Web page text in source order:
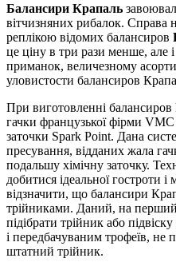
Балансири Крапаль
вітчизняних рибалок. Справа
реплікою відомих балансиров
це ціну в три рази менше, але
приманок, величезному
уловистости балансиров
При виготовленні
гачки французької фірми
заточки Spark Point. Дана
пресування, відданих жала
подальшу хімічну заточку.
добитися ідеальної гостроти
відзначити, що балансири
трійниками. Даний, на
підібрати трійник або
і передбачуваним трофеїв, не
штатний трійник.